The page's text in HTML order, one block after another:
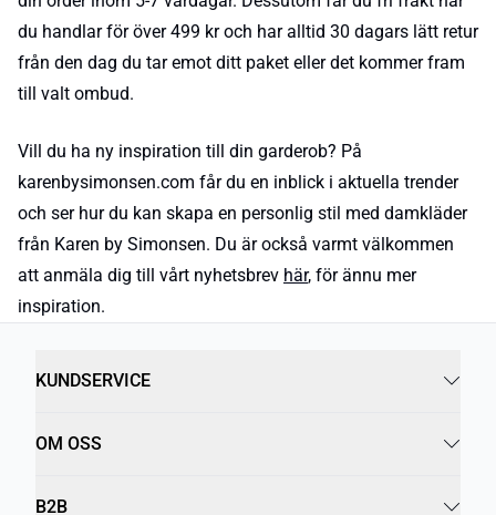
du handlar för över 499 kr och har alltid 30 dagars lätt retur
från den dag du tar emot ditt paket eller det kommer fram
till valt ombud.
Vill du ha ny inspiration till din garderob? På
karenbysimonsen.com får du en inblick i aktuella trender
och ser hur du kan skapa en personlig stil med damkläder
från Karen by Simonsen. Du är också varmt välkommen
att anmäla dig till vårt nyhetsbrev här, för ännu mer
inspiration.
KUNDSERVICE
OM OSS
B2B